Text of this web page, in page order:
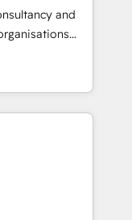
Solutions
en
a identificar
te dará.
and
Ireland, and
successful
enterprise
connected
process,
revenue
CRM and data